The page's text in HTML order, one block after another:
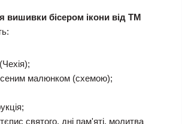
вишивки бісером ікони від ТМ
малюнком (схемою);
святого, дні пам'яті, молитва